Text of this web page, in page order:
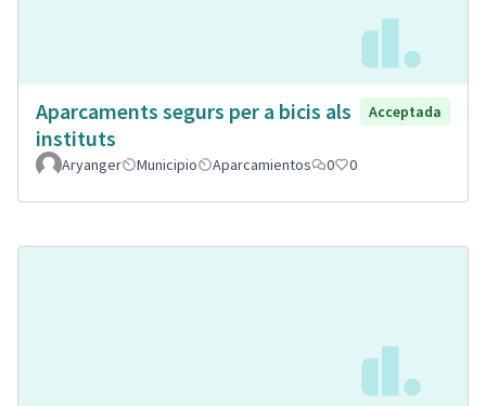
Aparcaments segurs per a bicis als
instituts
Acceptada
Aryanger Municipio Aparcamientos 0 0